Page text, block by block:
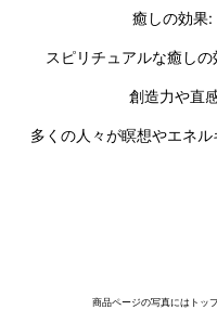
癒しの効果:
スピリチュアルな癒しの
創造力や直
多くの人々が瞑想やエネル
商品ページの写真にはトッ